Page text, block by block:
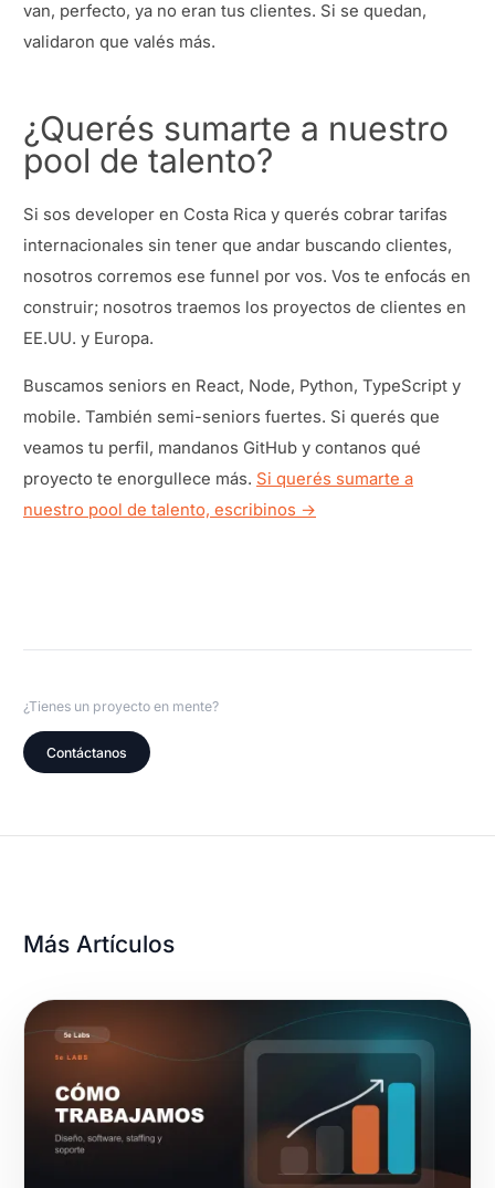
van, perfecto, ya no eran tus clientes. Si se quedan,
validaron que valés más.
¿Querés sumarte a nuestro
pool de talento?
Si sos developer en Costa Rica y querés cobrar tarifas
internacionales sin tener que andar buscando clientes,
nosotros corremos ese funnel por vos. Vos te enfocás en
construir; nosotros traemos los proyectos de clientes en
EE.UU. y Europa.
Buscamos seniors en React, Node, Python, TypeScript y
mobile. También semi-seniors fuertes. Si querés que
veamos tu perfil, mandanos GitHub y contanos qué
proyecto te enorgullece más. Si querés sumarte a
nuestro pool de talento, escribinos →
¿Tienes un proyecto en mente?
Contáctanos
Más Artículos